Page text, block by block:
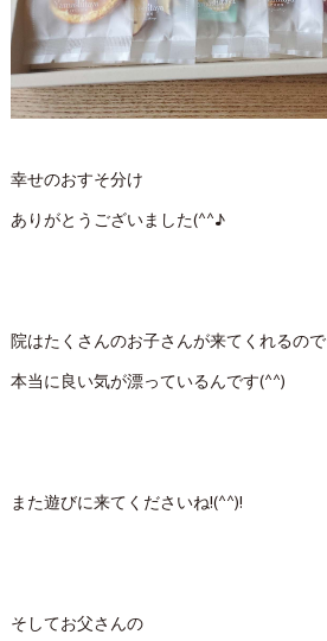
幸せのおすそ分け
ありがとうございました(^^♪
院はたくさんのお子さんが来てくれるので
本当に良い気が漂っているんです(^^)
また遊びに来てくださいね!(^^)!
そしてお父さんの